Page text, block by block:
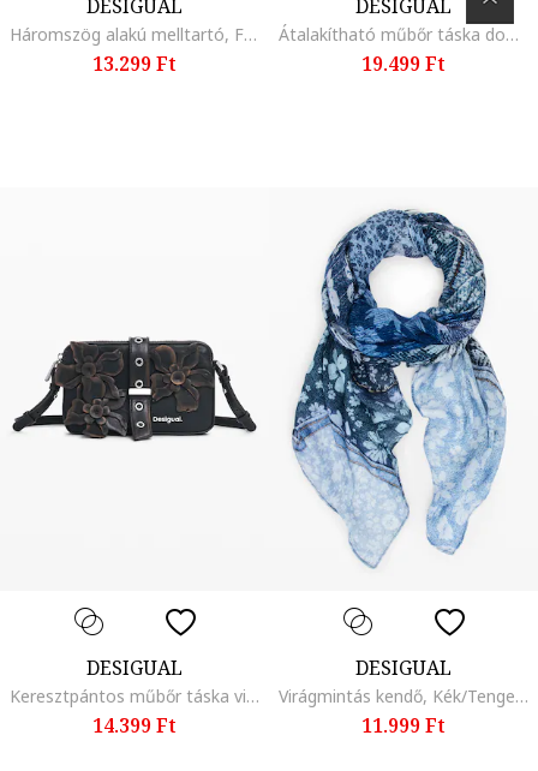
DESIGUAL
Háromszög alakú melltartó, Fekete/Narancssárga/Pasztellrózsaszín
13.299 Ft
DESIGUAL
Átalakítható műbőr táska domború logóval, Antracitfekete
19.499 Ft
DESIGUAL
Keresztpántos műbőr táska virágos rátétekkel, Sötétbarna
14.399 Ft
DESIGUAL
Virágmintás kendő, Kék/Tengerészkék
11.999 Ft